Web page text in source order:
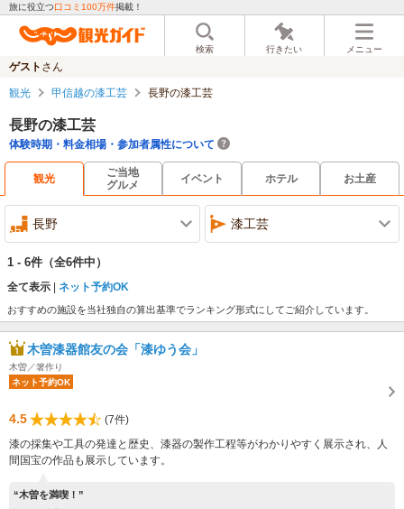
旅に役立つ口コミ100万件掲載！
検索 行きたい メニュー
ゲスト さん
観光 甲信越の漆工芸 長野の漆工芸
長野の漆工芸
体験時期・料金相場・参加者属性について
観光
ご当地
グルメ
イベント ホテル お土産
長野 漆工芸
1 - 6件 （全6件中）
全て表示 ネット予約OK
おすすめの施設を当社独自の算出基準でランキング形式にしてご紹介しています。
木曽漆器館友の会「漆ゆう会」
木曽／箸作り
ネット予約OK
4.5
(7件)
漆の採集や工具の発達と歴史、漆器の製作工程等がわかりやすく展示され、人
間国宝の作品も展示しています。
“木曽を満喫！”